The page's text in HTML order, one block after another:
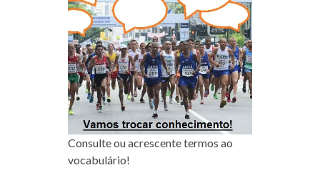
Consulte ou acrescente termos ao
vocabulário!